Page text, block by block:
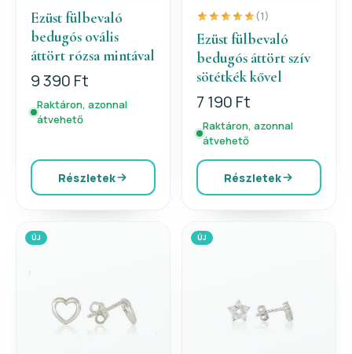
Ezüst fülbevaló
bedugós ovális
áttört rózsa mintával
9 390 Ft
Raktáron, azonnal
átvehető
Részletek
(1)
Ezüst fülbevaló
bedugós áttört szív
sötétkék kővel
7 190 Ft
Raktáron, azonnal
átvehető
Részletek
ÚJ ÚJ